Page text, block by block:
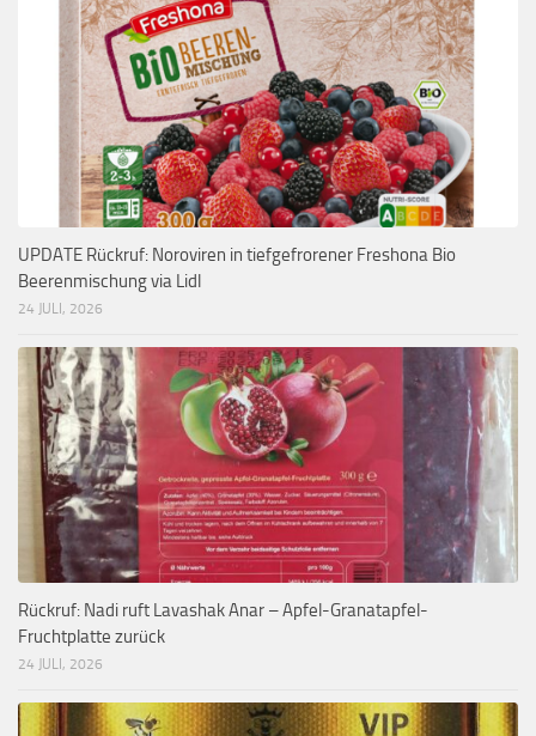
UPDATE Rückruf: Noroviren in tiefgefrorener Freshona Bio
Beerenmischung via Lidl
24 JULI, 2026
Rückruf: Nadi ruft Lavashak Anar – Apfel-Granatapfel-
Fruchtplatte zurück
24 JULI, 2026